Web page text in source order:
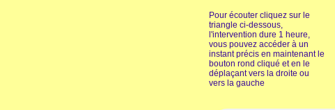
Pour écouter cliquez sur le
triangle ci-dessous,
l'intervention dure 1 heure,
vous pouvez accéder à un
instant précis en maintenant le
bouton rond cliqué et en le
déplaçant vers la droite ou
vers la gauche